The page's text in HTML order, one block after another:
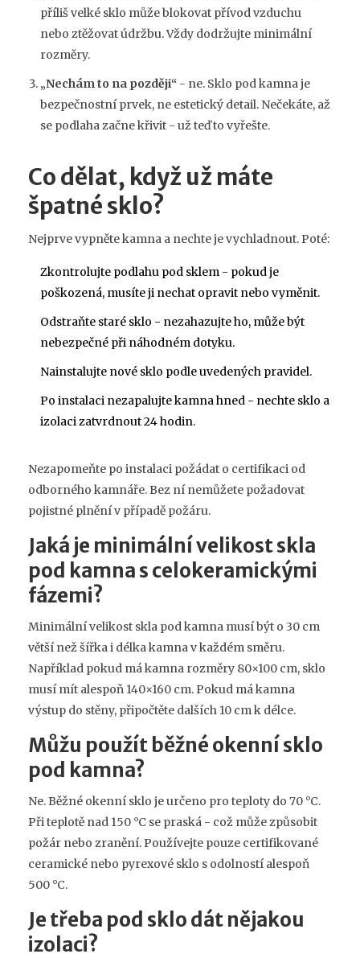
příliš velké sklo může blokovat přívod vzduchu
nebo ztěžovat údržbu. Vždy dodržujte minimální
rozměry.
„Nechám to na později“ - ne. Sklo pod kamna je
bezpečnostní prvek, ne estetický detail. Nečekáte, až
se podlaha začne křivit - už teď to vyřešte.
Co dělat, když už máte
špatné sklo?
Nejprve vypněte kamna a nechte je vychladnout. Poté:
Zkontrolujte podlahu pod sklem - pokud je
poškozená, musíte ji nechat opravit nebo vyměnit.
Odstraňte staré sklo - nezahazujte ho, může být
nebezpečné při náhodném dotyku.
Nainstalujte nové sklo podle uvedených pravidel.
Po instalaci nezapalujte kamna hned - nechte sklo a
izolaci zatvrdnout 24 hodin.
Nezapomeňte po instalaci požádat o certifikaci od
odborného kamnáře. Bez ní nemůžete požadovat
pojistné plnění v případě požáru.
Jaká je minimální velikost skla
pod kamna s celokeramickými
fázemi?
Minimální velikost skla pod kamna musí být o 30 cm
větší než šířka i délka kamna v každém směru.
Například pokud má kamna rozměry 80×100 cm, sklo
musí mít alespoň 140×160 cm. Pokud má kamna
výstup do stěny, připočtěte dalších 10 cm k délce.
Můžu použít běžné okenní sklo
pod kamna?
Ne. Běžné okenní sklo je určeno pro teploty do 70 °C.
Při teplotě nad 150 °C se praská - což může způsobit
požár nebo zranění. Používejte pouze certifikované
ceramické nebo pyrexové sklo s odolností alespoň
500 °C.
Je třeba pod sklo dát nějakou
izolaci?